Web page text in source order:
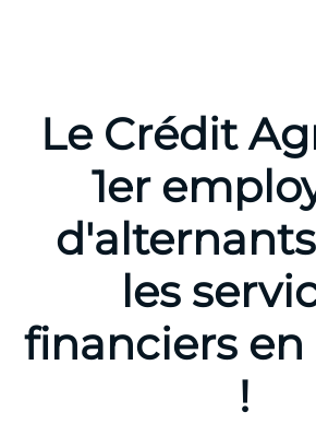
Le Crédit
1er
les
financiers en
!